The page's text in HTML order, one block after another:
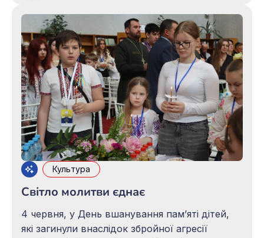
розкрила роботу бібліотеки у час війни, її
важливу місію зі збереження пам’
Культура
Світло молитви єднає
4 червня, у День вшанування пам’яті дітей,
які загинули внаслідок збройної агресії